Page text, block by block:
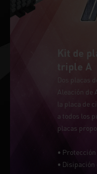
Kit de
triple A
Dos placas
Aleación de
la placa de
a todos los
placas
•
•